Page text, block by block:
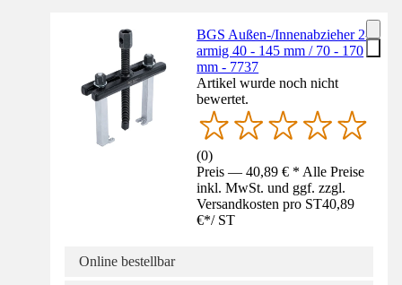
BGS Außen-/Innenabzieher 2-
armig 40 - 145 mm / 70 - 170
mm - 7737
Artikel wurde noch nicht
bewertet.
(0)
Preis — 40,89 € * Alle Preise
inkl. MwSt. und ggf. zzgl.
Versandkosten pro ST40,89
€*/ ST
Online bestellbar